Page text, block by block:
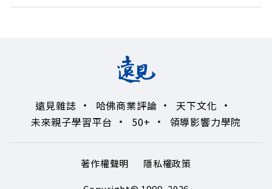
況審慎投資。 完整注意事項詳見網站資訊。 —— 以上為
在政府力推「亞洲資產管理中心」政策、高雄專區成立滿週
年的關鍵時刻，台灣的投信、信託與財富管理業務，正迎來
到遠見資深主編廖君雅，帶你解析這場台灣史上最大規模的
財富版圖重組。 🔺資產管理大躍進！台灣憑什麼挑戰亞太
金融重鎮？ 🔺不只是口號！主動式ETF與被動平衡型ETF如
何引爆市場？ 🔺打破「富不過三代」魔咒，如何靠信託鬆
綁落實百年傳承？ 🔺高雄專區滿一週年！如何打造在地財
遠見雜誌 哈佛商業評論
天下文化
未來親子學習平台
50+ 領導影響力學院
著作權聲明
隱私權政策